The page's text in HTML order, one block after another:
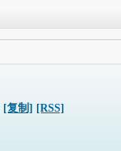
[复制] [RSS]